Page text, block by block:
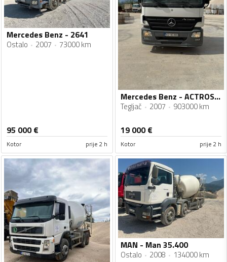
Mercedes Benz - 2641
Ostalo 2007 73000 km
95 000€
Kotor prije 2 h
Mercedes Benz - ACTROS 1844
Tegljač 2007 903000 km
19 000€
Kotor prije 2 h
MAN - Man 35.400
Ostalo 2008 134000 km